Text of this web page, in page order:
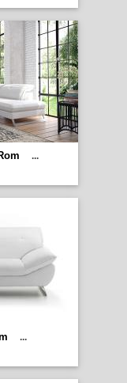
...
...